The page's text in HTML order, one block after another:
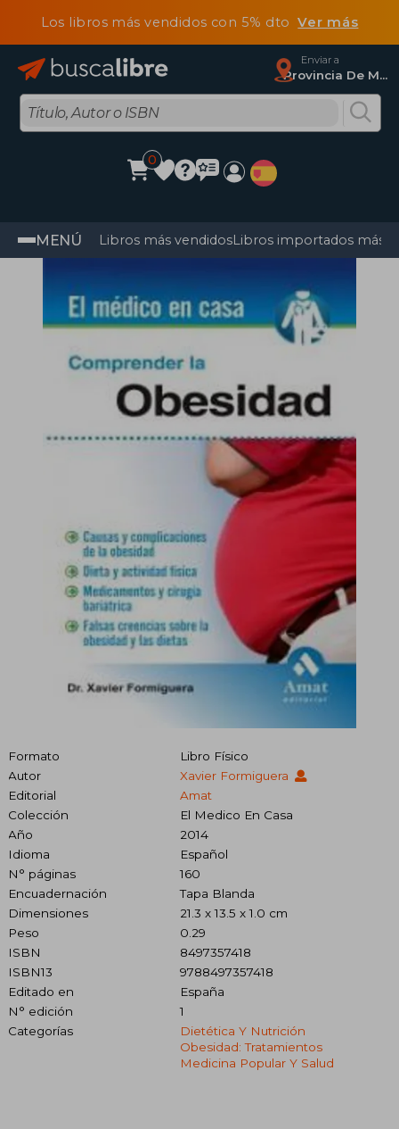
Los libros más vendidos con 5% dtoVer más
Enviar a
Provincia De Madrid
0
MENÚ Libros más vendidosLibros importados más
Formato
Libro Físico
Autor
Xavier Formiguera
Editorial
Amat
Colección
El Medico En Casa
Año
2014
Idioma
Español
N° páginas
160
Encuadernación
Tapa Blanda
Dimensiones
21.3 x 13.5 x 1.0 cm
Peso
0.29
ISBN
8497357418
ISBN13
9788497357418
Editado en
España
N° edición
1
Categorías
Dietética Y Nutrición
Obesidad: Tratamientos
Medicina Popular Y Salud